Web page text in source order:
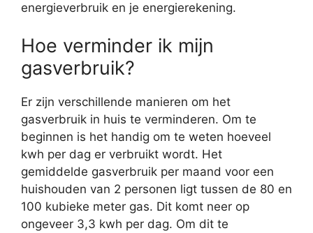
energieverbruik en je energierekening.
Hoe verminder ik mijn
gasverbruik?
Er zijn verschillende manieren om het
gasverbruik in huis te verminderen. Om te
beginnen is het handig om te weten hoeveel
kwh per dag er verbruikt wordt. Het
gemiddelde gasverbruik per maand voor een
huishouden van 2 personen ligt tussen de 80 en
100 kubieke meter gas. Dit komt neer op
ongeveer 3,3 kwh per dag. Om dit te